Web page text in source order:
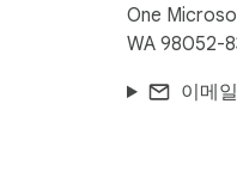
One
WA 98052-
이메일